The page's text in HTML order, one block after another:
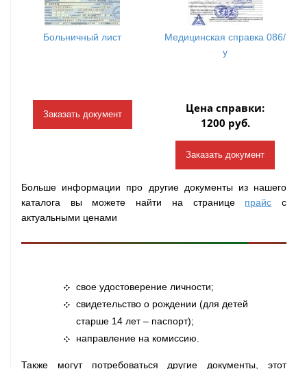
Больничный лист
Заказать документ
Медицинская справка 086/
у
Цена справки:
1200 руб.
Заказать документ
Больше информации про другие документы из нашего
каталога вы можете найти на странице прайс с
актуальными ценами
свое удостоверение личности;
свидетельство о рождении (для детей
старше 14 лет – паспорт);
направление на комиссию.
Также могут потребоваться другие документы, этот